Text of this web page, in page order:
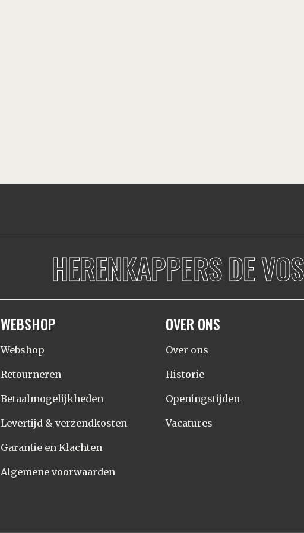
HERENKAPPERS DE VOS
WEBSHOP
Webshop
Retourneren
Betaalmogelijkheden
Levertijd & verzendkosten
Garantie en Klachten
Algemene voorwaarden
OVER ONS
Over ons
Historie
Openingstijden
Vacatures